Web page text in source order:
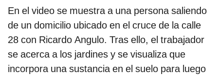
En el video se muestra a una persona saliendo
de un domicilio ubicado en el cruce de la calle
28 con Ricardo Angulo. Tras ello, el trabajador
se acerca a los jardines y se visualiza que
incorpora una sustancia en el suelo para luego